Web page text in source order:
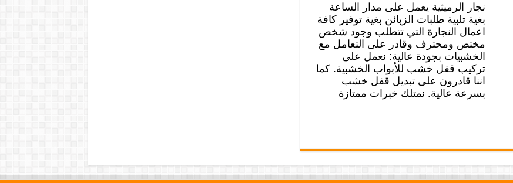
نجار الرميثية يعمل على مدار الساعة
بغية تلبية طلبات الزبائن بغية توفير كافة
اعمال النجارة التي تتطلب وجود شخص
مختص ومحترف وقادر على التعامل مع
الخشبيات بجودة عالية: نعمل على
تركيب قفل خشب للأبواب الخشبية. كما
اننا قادرون على تبديل قفل خشب
بسرعة عالية. نمتلك خبرات ممتازة